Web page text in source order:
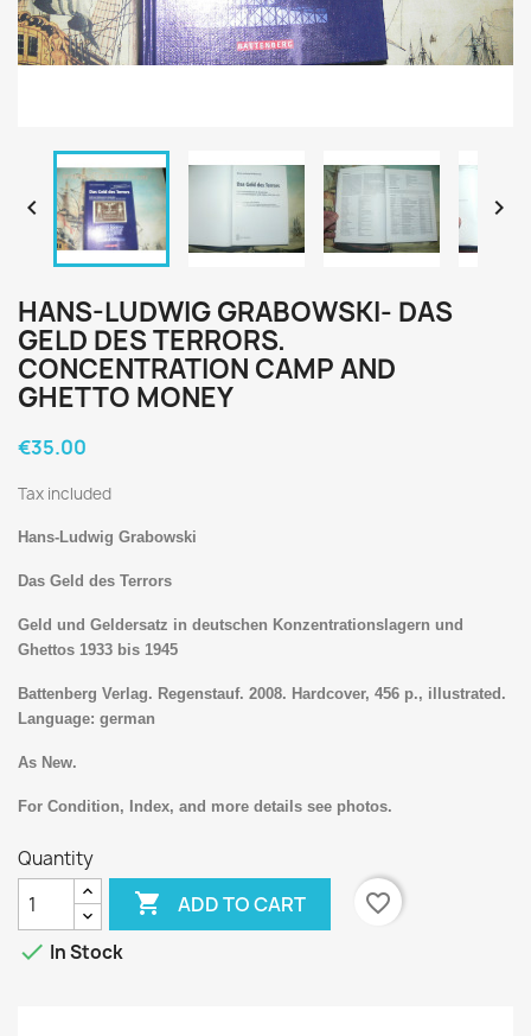
 
HANS-LUDWIG GRABOWSKI- DAS
GELD DES TERRORS.
CONCENTRATION CAMP AND
GHETTO MONEY
€35.00
Tax included
Hans-Ludwig Grabowski
Das Geld des Terrors
Geld und Geldersatz in deutschen Konzentrationslagern und
Ghettos 1933 bis 1945
Battenberg Verlag. Regenstauf. 2008. Hardcover, 456 p., illustrated.
Language: german
As New.
For Condition, Index, and more details see photos.
Quantity
 ADD TO CART
favorite_border
 In Stock